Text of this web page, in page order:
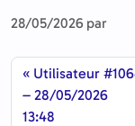
28/05/2026 par
Utilisateur
– 28/05/2026
13:48